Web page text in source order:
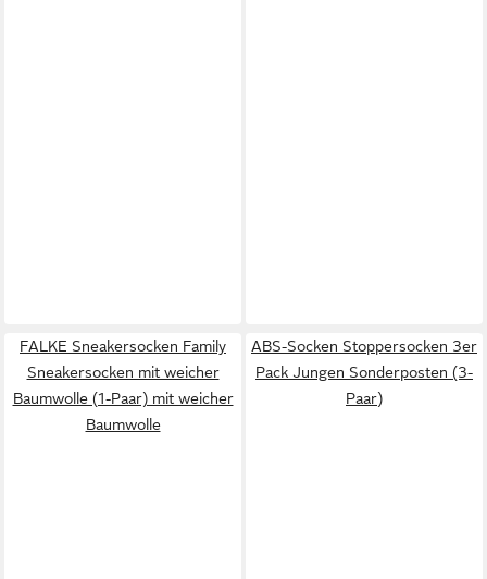
FALKE Sneakersocken Family
Sneakersocken mit weicher
Baumwolle (1-Paar) mit weicher
Baumwolle
ABS-Socken Stoppersocken 3er
Pack Jungen Sonderposten (3-
Paar)